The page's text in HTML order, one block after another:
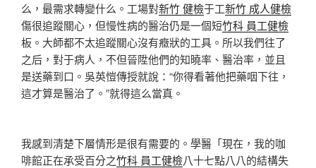
么，最需求轉變什么。工場對新竹 健檢于工新竹 成人健檢
傷很追蹤關心，但慢性病的醫治仍是一個短竹科 員工健檢
板。大師都不太追蹤關心沒有癥狀的工具。所以我們往了
之后，對于病人，不但晉陞他們的知曉率、醫治率，並且
是送藥到口。吳英愷傳授就說：“你得看著他把藥咽下往，
這才算是醫治了。”就得這么當真。
我感到清楚下層情形是很有需要的。學醫「現在，我的咖
啡館正在承受百分之竹科 員工健檢八十七點八八的結構失